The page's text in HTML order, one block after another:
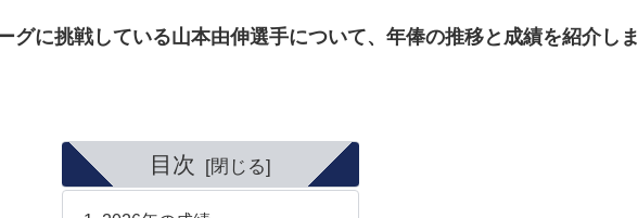
グに挑戦している山本由伸選手について、年俸の推移と成績を紹介しま
目次